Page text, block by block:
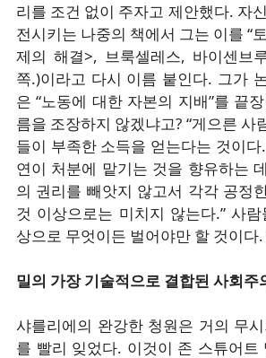
리를 조건 없이 주자고 제안했다. 자
전시키는 나중의 책에서 그는 이를 “
제의 해결>, 브룩셀레스, 바이센브
쪽.)이라고 다시 이름 붙인다. 그가
은 “노동에 대한 자본의 지배”를 끝
름을 조장하지 않겠냐고? “게으른 사
들이 부족한 소득을 얻는다는 것이
연이 처분에 맡기는 것을 향유하는
의 권리를 빼앗지 않고서 각각 공정
것 이상으로는 미치지 않는다.” 사
상으로 무엇이든 벌어야만 할 것이다
밀의 가장 기술적으로 결합된 사회주
샤를리에의 완강한 청원은 거의 무
를 빨리 잊었다. 이것이 존 스튜어트